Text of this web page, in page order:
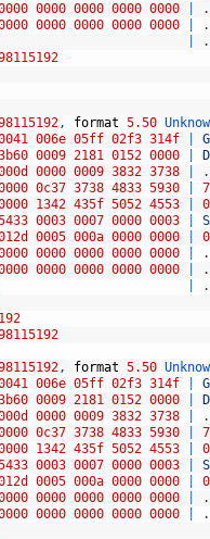
0000 0000 0000 0000
.
0000 0000 0000 0000
.
.
, format 5.50
006e 05ff 02f3 314f
G
0009 2181 0152 0000
0000 0009 3832 3738
.
0c37 3738 4833 5930
1342 435f 5052 4553
0003 0007 0000 0003
0005 000a 0000 0000
0000 0000 0000 0000
.
0000 0000 0000 0000
.
.
, format 5.50
006e 05ff 02f3 314f
G
0009 2181 0152 0000
0000 0009 3832 3738
.
0c37 3738 4833 5930
1342 435f 5052 4553
0003 0007 0000 0003
0005 000a 0000 0000
0000 0000 0000 0000
.
0000 0000 0000 0000
.